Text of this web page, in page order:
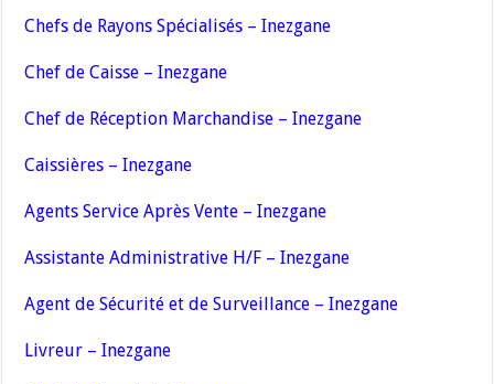
Chefs de Rayons Spécialisés – Inezgane
Chef de Caisse – Inezgane
Chef de Réception Marchandise – Inezgane
Caissières – Inezgane
Agents Service Après Vente – Inezgane
Assistante Administrative H/F – Inezgane
Agent de Sécurité et de Surveillance – Inezgane
Livreur – Inezgane